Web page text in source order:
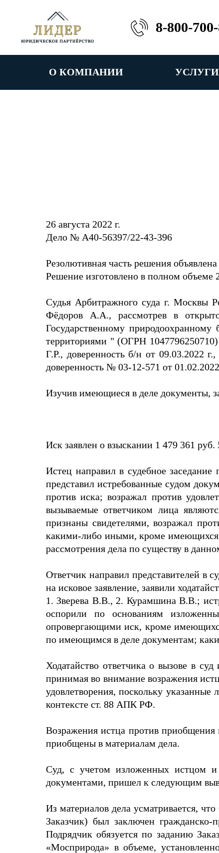
8-800-
О КОМПАНИИ УСЛУГИ
26 августа 2022 г.
Дело № А40-56397/22-43-396
Резолютивная часть решения
Решение изготовлено в полном объеме
Судья Арбитражного суда г. Москвы
Фёдоров А.А., рассмотрев в
Государственному
территориями " (ОГРН
Г.Р., доверенность б/н от 09.03.2022
доверенность № 03-12-571 от 01.02.2022
Изучив имеющиеся в деле документы,
Иск заявлен о взыскании 1 479 361
Истец направил в судебное
представил истребованные судом
против иска; возражал против
вызываемые ответчиком лица
признаны свидетелями, возражал
какими-либо иными, кроме имеющихся
рассмотрения дела по существу в
Ответчик направил представителей в
на исковое заявление, заявили
1. Зверева В.В., 2. Курамшина В.В.;
оспорили по основаниям
опровергающими иск, кроме
по имеющимся в деле документам;
Ходатайство ответчика о вызове в
принимая во внимание возражения
удовлетворения, поскольку
контексте ст. 88 АПК РФ.
Возражения истца против приобщения
приобщены в материалам дела.
Суд, с учетом изложенных истцом и
документами, пришел к следующим
Из материалов дела усматривается,
Заказчик) был заключен
Подрядчик обязуется по заданию
«Мосприрода» в объеме,